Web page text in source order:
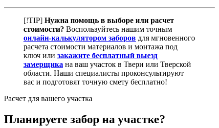
[!TIP] Нужна помощь в выборе или расчет
стоимости? Воспользуйтесь нашим точным
онлайн-калькулятором заборов для мгновенного
расчета стоимости материалов и монтажа под
ключ или закажите бесплатный выезд
замерщика на ваш участок в Твери или Тверской
области. Наши специалисты проконсультируют
вас и подготовят точную смету бесплатно!
Расчет для вашего участка
Планируете забор на участке?